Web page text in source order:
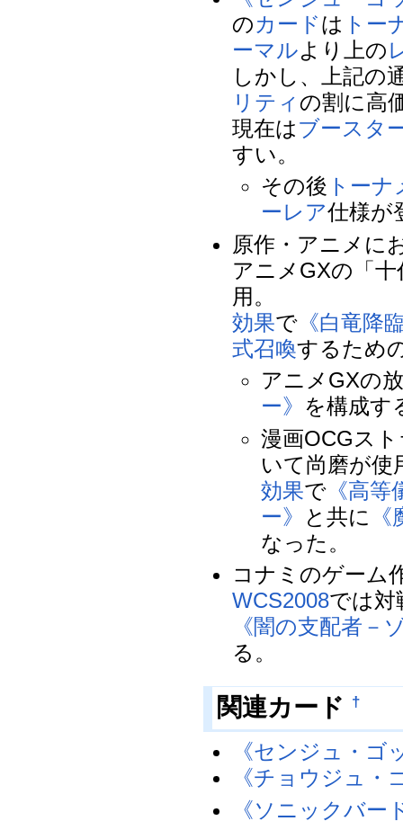
のカードは トー
ーマルより上の
しかし、上記の
リティ の割に高
現在はブースタ
すい。
その後 トー
ーレア仕様が
原作・アニメに
アニメGXの「十
用。
効果で 《白竜降
式召喚するため
アニメGXの
ー》 を構成す
漫画OCGス
いて尚磨が使
効果で 《高
ー》
と共に
なった。
コナミのゲーム
WCS2008では対
《闇の支配者－
る。
関連カード †
《センジュ・ゴ
《チョウジュ・
《ソニックバー